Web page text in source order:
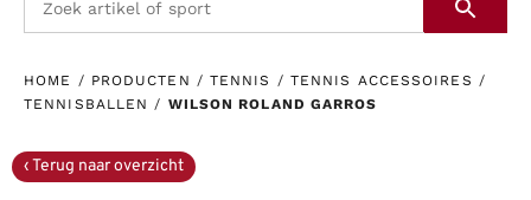
HOME / PRODUCTEN / TENNIS / TENNIS ACCESSOIRES /
TENNISBALLEN / WILSON ROLAND GARROS